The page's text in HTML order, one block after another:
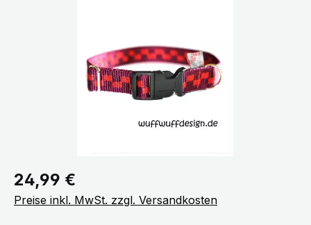
Regulärer Preis:
24,99 €
Preise inkl. MwSt. zzgl. Versandkosten